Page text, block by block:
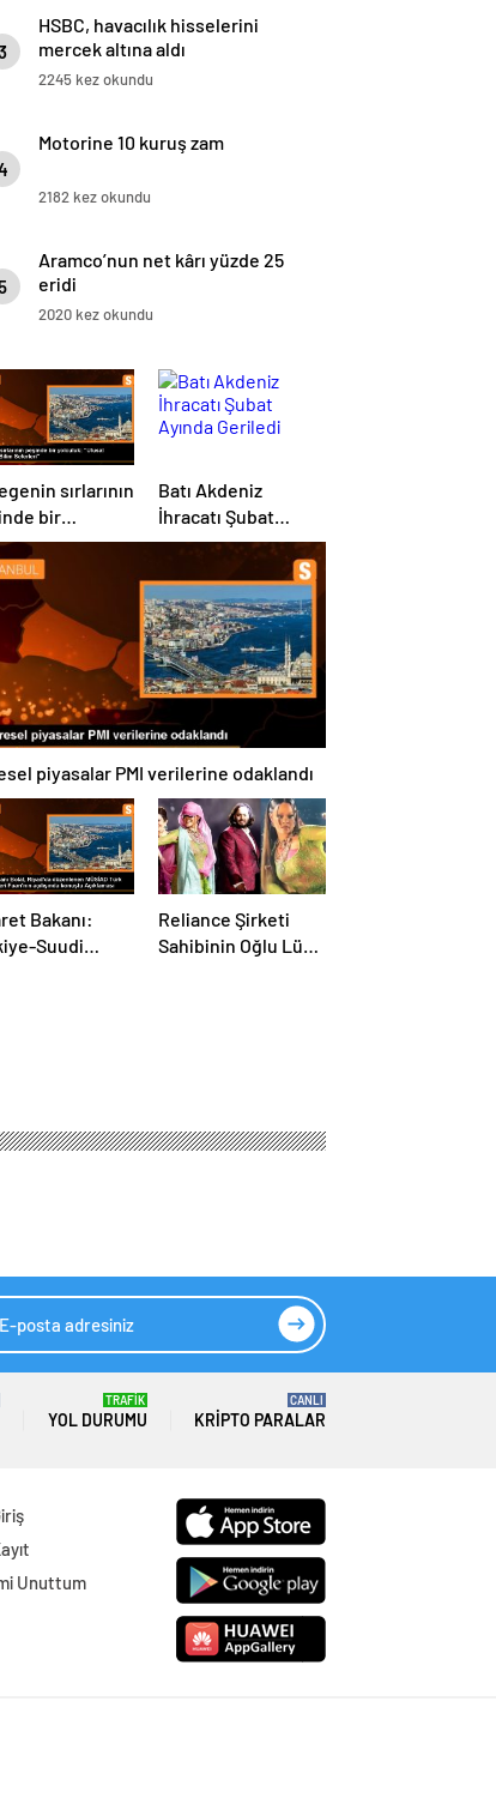
HSBC, havacılık hisselerini
mercek altına aldı
2245 kez okundu
Motorine 10 kuruş zam
2182 kez okundu
Aramco’nun net kârı yüzde 25
eridi
2020 kez okundu
sırlarının
bir
“Ulusal
Bilim
Batı Akdeniz
İhracatı Şubat
Ayında Geriledi
piyasalar PMI verilerine odaklandı
Bakanı:
Suudi
Reliance Şirketi
Sahibinin Oğlu Lüks
YOL DURUMU
TRAFİK
KRIPTO PARALAR
CANLI
Unuttum